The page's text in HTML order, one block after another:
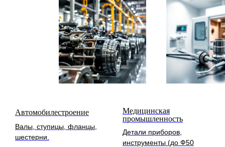
Автомобилестроение
Валы, ступицы, фланцы,
шестерни.
Медицинская
промышленность
Детали приборов,
инструменты (до Ф50